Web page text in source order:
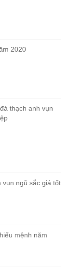
2020
thạch anh vụn
vụn ngũ sắc giá tốt
mệnh năm